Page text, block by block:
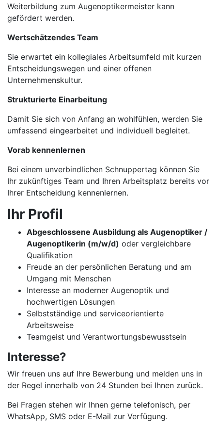
Weiterbildung zum Augenoptikermeister kann
gefördert werden.
Wertschätzendes Team
Sie erwartet ein kollegiales Arbeitsumfeld mit kurzen
Entscheidungswegen und einer offenen
Unternehmenskultur.
Strukturierte Einarbeitung
Damit Sie sich von Anfang an wohlfühlen, werden Sie
umfassend eingearbeitet und individuell begleitet.
Vorab kennenlernen
Bei einem unverbindlichen Schnuppertag können Sie
Ihr zukünftiges Team und Ihren Arbeitsplatz bereits vor
Ihrer Entscheidung kennenlernen.
Ihr Profil
Abgeschlossene Ausbildung als Augenoptiker /
Augenoptikerin (m/w/d) oder vergleichbare
Qualifikation
Freude an der persönlichen Beratung und am
Umgang mit Menschen
Interesse an moderner Augenoptik und
hochwertigen Lösungen
Selbstständige und serviceorientierte
Arbeitsweise
Teamgeist und Verantwortungsbewusstsein
Interesse?
Wir freuen uns auf Ihre Bewerbung und melden uns in
der Regel innerhalb von 24 Stunden bei Ihnen zurück.
Bei Fragen stehen wir Ihnen gerne telefonisch, per
WhatsApp, SMS oder E-Mail zur Verfügung.